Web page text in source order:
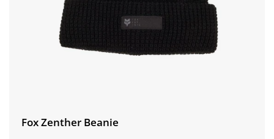
Fox Zenther Beanie